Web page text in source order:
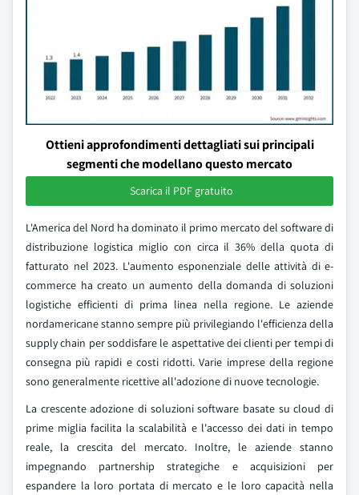
Ottieni approfondimenti dettagliati sui principali
segmenti che modellano questo mercato
Scarica il PDF gratuito
L'America del Nord ha dominato il primo mercato del software di
distribuzione logistica miglio con circa il 36% della quota di
fatturato nel 2023. L'aumento esponenziale delle attività di e-
commerce ha creato un aumento della domanda di soluzioni
logistiche efficienti di prima linea nella regione. Le aziende
nordamericane stanno sempre più privilegiando l'efficienza della
supply chain per soddisfare le aspettative dei clienti per tempi di
consegna più rapidi e costi ridotti. Varie imprese della regione
sono generalmente ricettive all'adozione di nuove tecnologie.
La crescente adozione di soluzioni software basate su cloud di
prime miglia facilita la scalabilità e l'accesso dei dati in tempo
reale, la crescita del mercato. Inoltre, le aziende stanno
impegnando partnership strategiche e acquisizioni per
espandere la loro portata di mercato e le loro capacità nella